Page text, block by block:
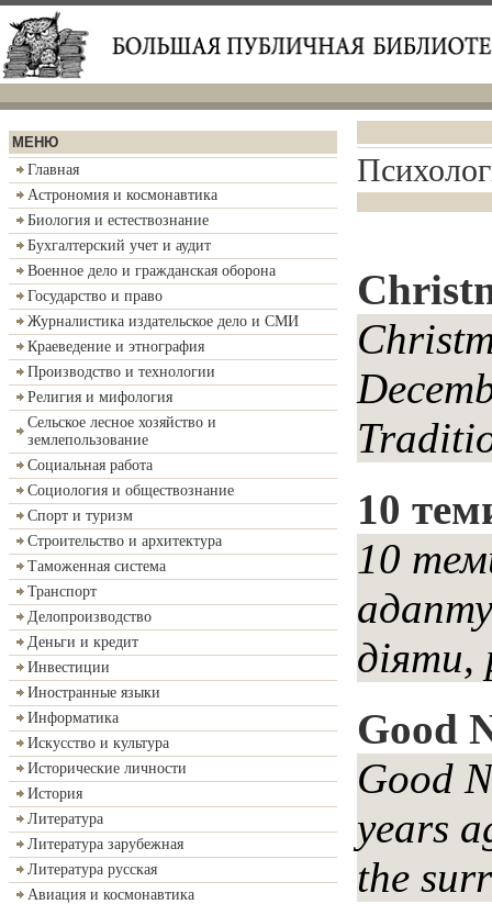
МЕНЮ
Главная
Астрономия и космонавтика
Биология и естествознание
Бухгалтерский учет и аудит
Военное дело и гражданская оборона
Государство и право
Журналистика издательское дело и СМИ
Краеведение и этнография
Производство и технологии
Религия и мифология
Сельское лесное хозяйство и
землепользование
Социальная работа
Социология и обществознание
Спорт и туризм
Строительство и архитектура
Таможенная система
Транспорт
Делопроизводство
Деньги и кредит
Инвестиции
Иностранные языки
Информатика
Искусство и культура
Исторические личности
История
Литература
Литература зарубежная
Литература русская
Авиация и космонавтика
10
10
діяти,
Good
Good
years
the